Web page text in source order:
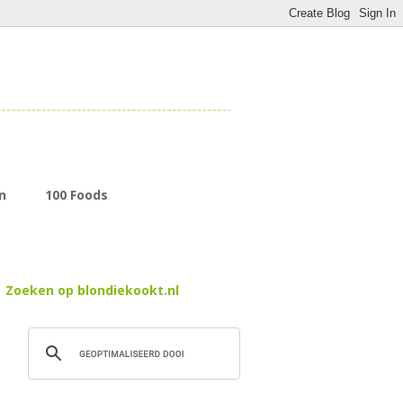
100 Foods
Zoeken op blondiekookt.nl